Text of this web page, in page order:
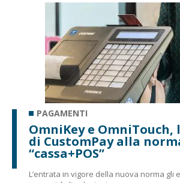
PAGAMENTI
OmniKey e OmniTouch,
di CustomPay alla
“cassa+POS”
L’entrata in vigore della nuova norma gli